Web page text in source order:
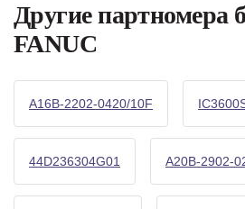
Другие партномера
FANUC
A16B-2202-0420/10F
44D236304G01 A20B-2902-